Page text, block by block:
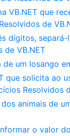
VB.NET que
de
dígitos,
de VB.NET
um losango
que solicita ao
Resolvidos
animais de
o valor